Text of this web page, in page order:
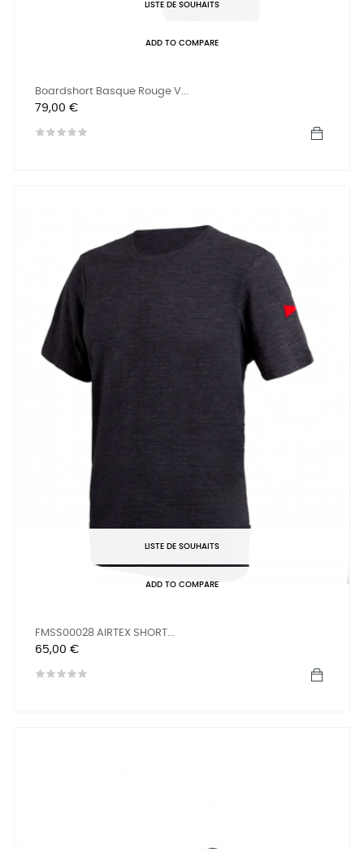
LISTE DE SOUHAITS
ADD TO COMPARE
Boardshort Basque Rouge V...
Prix
79,00 €
LISTE DE SOUHAITS
ADD TO COMPARE
FMSS00028 AIRTEX SHORT...
Prix
65,00 €